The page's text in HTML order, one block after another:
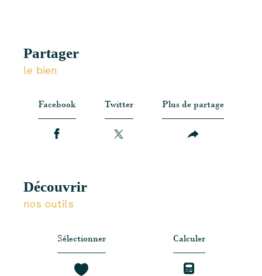
partager
le bien
Facebook Twitter Plus de partage
découvrir
nos outils
Sélectionner Calculer